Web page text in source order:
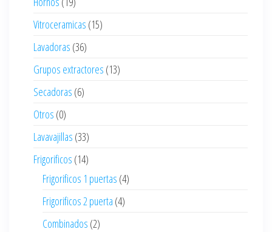
Vitroceramicas (15)
Lavadoras (36)
Grupos extractores (13)
Secadoras (6)
Otros (0)
Lavavajillas (33)
Frigorificos (14)
Frigorificos 1 puertas (4)
Frigorificos 2 puerta (4)
Combinados (2)